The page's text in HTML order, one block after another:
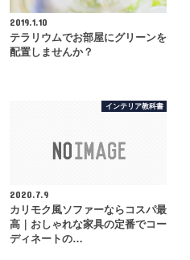
2019.1.10
テラリウムでお部屋にグリーンを
配置しませんか？
インテリア教科書
2020.7.9
カリモク風ソファーならコスパ最
高｜おしゃれな家具の定番でコー
ディネートの…